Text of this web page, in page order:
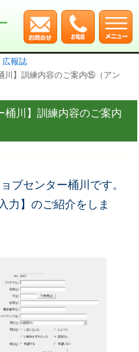
広報誌
川】訓練内容のご案内⑮（アン
桶川】訓練内容のご案内
ブセンター桶川です。
力】のご紹介をしま